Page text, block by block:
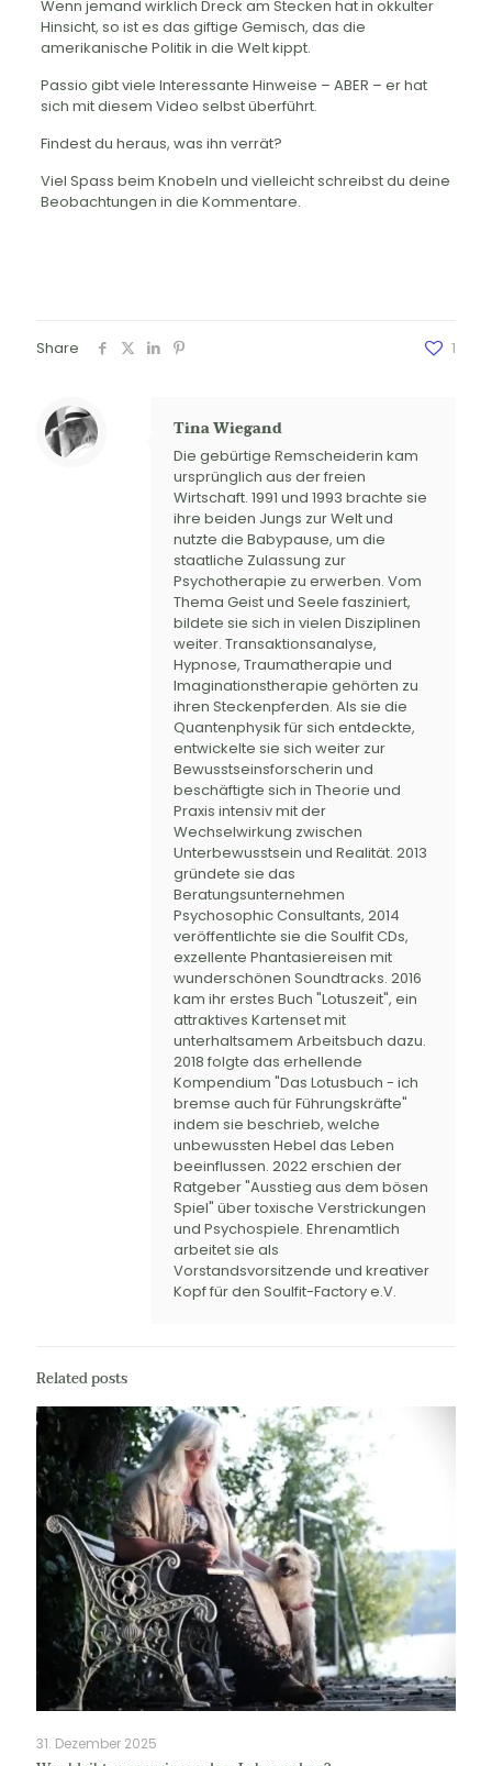
Wenn jemand wirklich Dreck am Stecken hat in okkulter
Hinsicht, so ist es das giftige Gemisch, das die
amerikanische Politik in die Welt kippt.
Passio gibt viele Interessante Hinweise – ABER – er hat
sich mit diesem Video selbst überführt.
Findest du heraus, was ihn verrät?
Viel Spass beim Knobeln und vielleicht schreibst du deine
Beobachtungen in die Kommentare.
Share 1
Tina Wiegand
Die gebürtige Remscheiderin kam
ursprünglich aus der freien
Wirtschaft. 1991 und 1993 brachte sie
ihre beiden Jungs zur Welt und
nutzte die Babypause, um die
staatliche Zulassung zur
Psychotherapie zu erwerben. Vom
Thema Geist und Seele fasziniert,
bildete sie sich in vielen Disziplinen
weiter. Transaktionsanalyse,
Hypnose, Traumatherapie und
Imaginationstherapie gehörten zu
ihren Steckenpferden. Als sie die
Quantenphysik für sich entdeckte,
entwickelte sie sich weiter zur
Bewusstseinsforscherin und
beschäftigte sich in Theorie und
Praxis intensiv mit der
Wechselwirkung zwischen
Unterbewusstsein und Realität. 2013
gründete sie das
Beratungsunternehmen
Psychosophic Consultants, 2014
veröffentlichte sie die Soulfit CDs,
exzellente Phantasiereisen mit
wunderschönen Soundtracks. 2016
kam ihr erstes Buch "Lotuszeit", ein
attraktives Kartenset mit
unterhaltsamem Arbeitsbuch dazu.
2018 folgte das erhellende
Kompendium "Das Lotusbuch - ich
bremse auch für Führungskräfte"
indem sie beschrieb, welche
unbewussten Hebel das Leben
beeinflussen. 2022 erschien der
Ratgeber "Ausstieg aus dem bösen
Spiel" über toxische Verstrickungen
und Psychospiele. Ehrenamtlich
arbeitet sie als
Vorstandsvorsitzende und kreativer
Kopf für den Soulfit-Factory e.V.
Related posts
31. Dezember 2025